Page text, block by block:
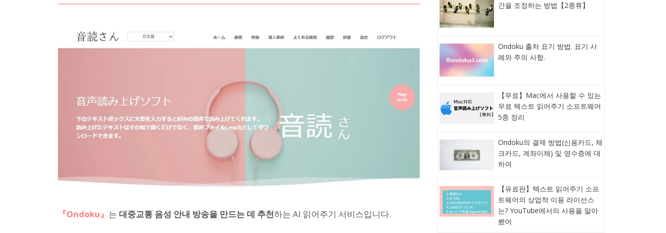
『Ondoku』 는 대중교통 음성 안내 방송을 만드는 데 추천하는 AI 읽어주기 서비스입니다.
간을 조정하는 방법【2종류】
Ondoku 출처 표기 방법. 표기 사
례와 주의 사항.
【무료】Mac에서 사용할 수 있는
무료 텍스트 읽어주기 소프트웨어
5종 정리
Ondoku의 결제 방법(신용카드, 체
크카드, 계좌이체) 및 영수증에 대
하여
【유료판】텍스트 읽어주기 소프
트웨어의 상업적 이용 라이선스
는? YouTube에서의 사용을 알아
봤어